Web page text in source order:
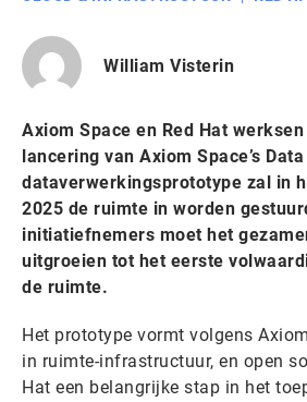
William Visterin
Axiom Space en Red Hat
lancering van Axiom Space’s
dataverwerkingsprototype zal in
2025 de ruimte in worden
initiatiefnemers moet het
uitgroeien tot het eerste
de ruimte.
Het prototype vormt volgens
in ruimte-infrastructuur, en open
Hat een belangrijke stap in het